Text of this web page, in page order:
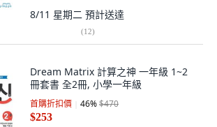
8/11 星期二 預計送達
(12)
Dream Matrix 計算之神 一年級 1~2
冊套書 全2冊, 小學一年級
首購折扣價 46%$470
$253